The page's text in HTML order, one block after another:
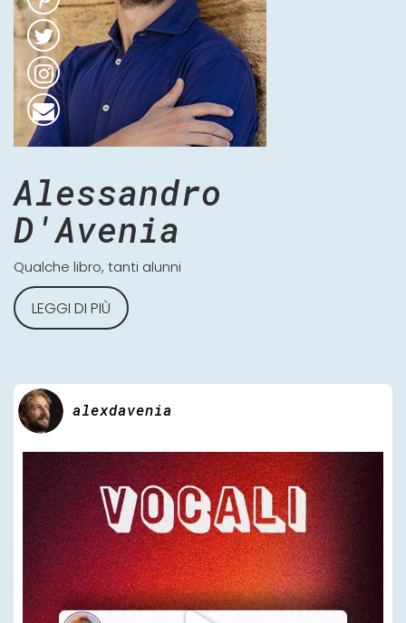
Alessandro
D'Avenia
Qualche libro, tanti alunni
LEGGI DI PIÙ
alexdavenia